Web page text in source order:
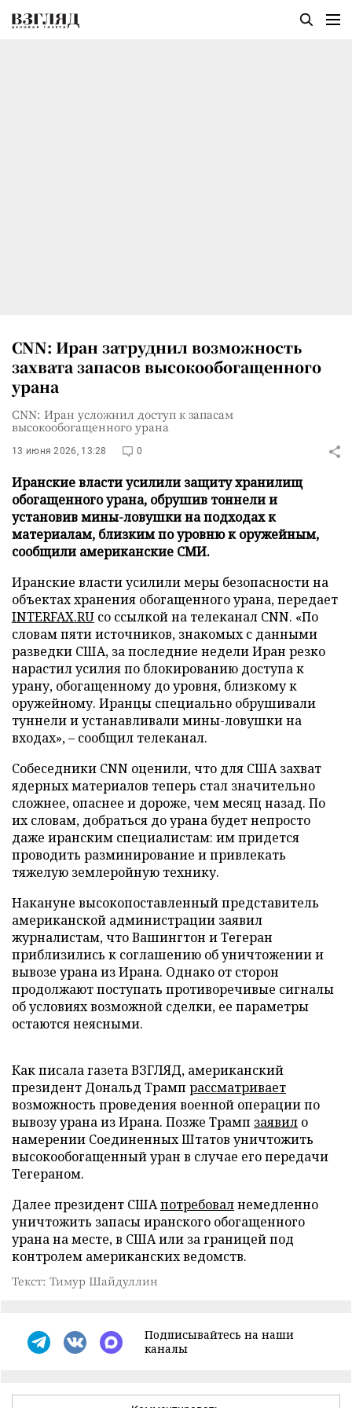
CNN: Иран затруднил возможность
захвата запасов высокообогащенного
урана
CNN: Иран усложнил доступ к запасам
высокообогащенного урана
13 июня 2026, 13:28 0
Иранские власти усилили защиту хранилищ
обогащенного урана, обрушив тоннели и
установив мины-ловушки на подходах к
материалам, близким по уровню к оружейным,
сообщили американские СМИ.
Иранские власти усилили меры безопасности на
объектах хранения обогащенного урана, передает
INTERFAX.RU со ссылкой на телеканал CNN. «По
словам пяти источников, знакомых с данными
разведки США, за последние недели Иран резко
нарастил усилия по блокированию доступа к
урану, обогащенному до уровня, близкому к
оружейному. Иранцы специально обрушивали
туннели и устанавливали мины-ловушки на
входах», – сообщил телеканал.
Собеседники CNN оценили, что для США захват
ядерных материалов теперь стал значительно
сложнее, опаснее и дороже, чем месяц назад. По
их словам, добраться до урана будет непросто
даже иранским специалистам: им придется
проводить разминирование и привлекать
тяжелую землеройную технику.
Накануне высокопоставленный представитель
американской администрации заявил
журналистам, что Вашингтон и Тегеран
приблизились к соглашению об уничтожении и
вывозе урана из Ирана. Однако от сторон
продолжают поступать противоречивые сигналы
об условиях возможной сделки, ее параметры
остаются неясными.
Как писала газета ВЗГЛЯД, американский
президент Дональд Трамп рассматривает
возможность проведения военной операции по
вывозу урана из Ирана. Позже Трамп заявил о
намерении Соединенных Штатов уничтожить
высокообогащенный уран в случае его передачи
Тегераном.
Далее президент СШАпотребовалнемедленно
уничтожить запасы иранского обогащенного
урана на месте, в США или за границей под
контролем американских ведомств.
Текст: Тимур Шайдуллин
Подписывайтесь на наши
каналы